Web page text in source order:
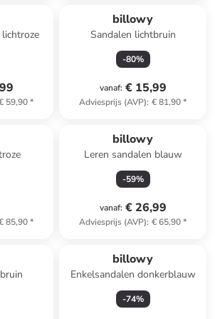
59,90*
billowy
Sandalen lichtbruin
-80%
vanaf: € 15,99
Adviesprijs (AVP): € 81,90*
85,90*
billowy
Leren sandalen blauw
-59%
vanaf: € 26,99
Adviesprijs (AVP): € 65,90*
billowy
Enkelsandalen donkerblauw
-74%